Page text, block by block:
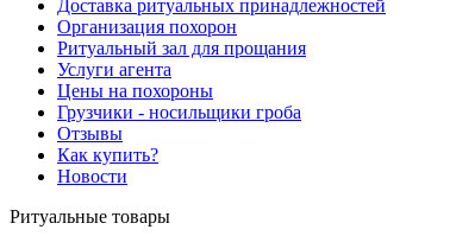
Доставка ритуальных принадлежностей
Организация похорон
Ритуальный зал для прощания
Услуги агента
Цены на похороны
Грузчики - носильщики гроба
Отзывы
Как купить?
Новости
Ритуальные товары